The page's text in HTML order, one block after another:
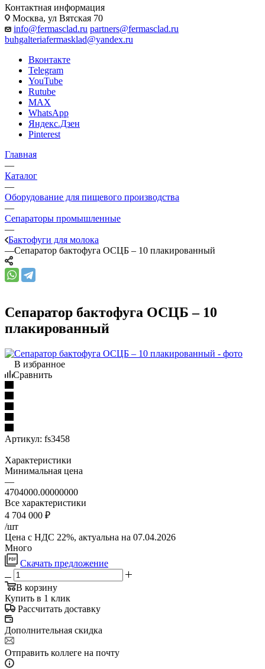
Контактная информация
Москва, ул Вятская 70
info@fermasclad.ru partners@fermasclad.ru
buhgalteriafermasklad@yandex.ru
Вконтакте
Telegram
YouTube
Rutube
MAX
WhatsApp
Яндекс.Дзен
Pinterest
Главная
—
Каталог
—
Оборудование для пищевого производства
—
Сепараторы промышленные
—
Бактофуги для молока
—Сепаратор бактофуга ОСЦБ – 10 плакированный
Сепаратор бактофуга ОСЦБ – 10
плакированный
В избранное
Сравнить
Артикул: fs3458
Характеристики
Минимальная цена
—
4704000.00000000
Все характеристики
4 704 000 ₽
/шт
Цена с НДС 22%, актуальна на 07.04.2026
Много
Скачать предложение
В корзину
Купить в 1 клик
Рассчитать доставку
Дополнительная скидка
Отправить коллеге на почту